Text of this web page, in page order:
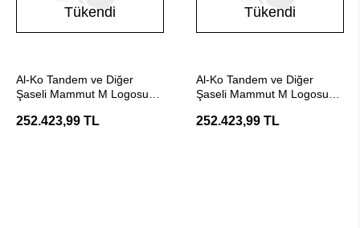
Tükendi
Al-Ko Tandem ve Diğer
Şaseli Mammut M Logosuz
252.423,99 TL
Tükendi
Al-Ko Tandem ve Diğer
Şaseli Mammut M Logosuz
252.423,99 TL